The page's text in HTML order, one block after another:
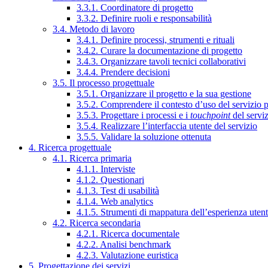
3.3.1. Coordinatore di progetto
3.3.2. Definire ruoli e responsabilità
3.4. Metodo di lavoro
3.4.1. Definire processi, strumenti e rituali
3.4.2. Curare la documentazione di progetto
3.4.3. Organizzare tavoli tecnici collaborativi
3.4.4. Prendere decisioni
3.5. Il processo progettuale
3.5.1. Organizzare il progetto e la sua gestione
3.5.2. Comprendere il contesto d’uso del servizio
3.5.3. Progettare i processi e i touchpointdel
3.5.4. Realizzare l’interfaccia utente del servizio
3.5.5. Validare la soluzione ottenuta
4. Ricerca progettuale
4.1. Ricerca primaria
4.1.1. Interviste
4.1.2. Questionari
4.1.3. Test di usabilità
4.1.4. Web analytics
4.1.5. Strumenti di mappatura dell’esperienza
4.2. Ricerca secondaria
4.2.1. Ricerca documentale
4.2.2. Analisi benchmark
4.2.3. Valutazione euristica
5. Progettazione dei servizi